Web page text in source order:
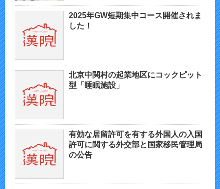
2025年GW短期集中コース開催されま
した！
北京中関村の起業地区にコックピット
型「睡眠施設」
有効な居留許可を有する外国人の入国
許可に関する外交部と国家移民管理局
の公告